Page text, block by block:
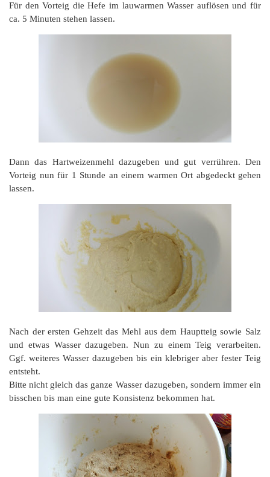
Für den Vorteig die Hefe im lauwarmen Wasser auflösen und für
ca. 5 Minuten stehen lassen.
Dann das Hartweizenmehl dazugeben und gut verrühren. Den
Vorteig nun für 1 Stunde an einem warmen Ort abgedeckt gehen
lassen.
Nach der ersten Gehzeit das Mehl aus dem Hauptteig sowie Salz
und etwas Wasser dazugeben. Nun zu einem Teig verarbeiten.
Ggf. weiteres Wasser dazugeben bis ein klebriger aber fester Teig
entsteht.
Bitte nicht gleich das ganze Wasser dazugeben, sondern immer ein
bisschen bis man eine gute Konsistenz bekommen hat.